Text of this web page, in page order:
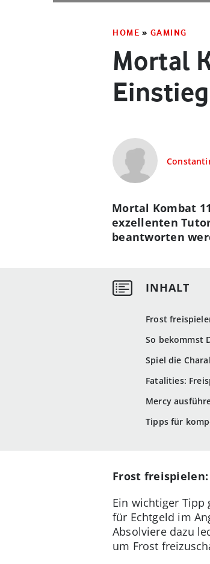
HOME » GAMING
Mortal
Einstieg
Frost
So bekommst
Spiel die
Fatalities:
Mercy
Tipps für
Mortal Kombat
exzellenten
beantworten
Frost freispielen:
Ein wichtiger Tipp
für Echtgeld im
Absolviere dazu
um Frost